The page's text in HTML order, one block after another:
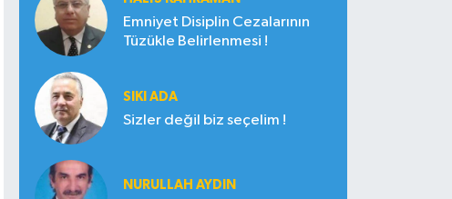
Emniyet Disiplin Cezalarının
Tüzükle Belirlenmesi !
SIKI ADA
Sizler değil biz seçelim !
NURULLAH AYDIN